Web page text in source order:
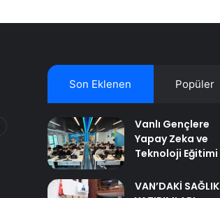
Son Eklenen Popüler
Vanlı Gençlere
Yapay Zeka ve
Teknoloji Eğitimi
VAN’DAKİ SAĞLIK